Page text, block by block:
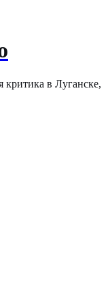
критика в Луганске,